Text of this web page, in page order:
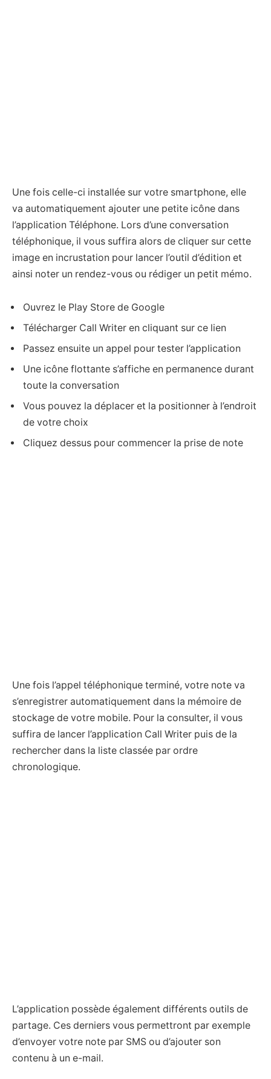
Une fois celle-ci installée sur votre smartphone, elle
va automatiquement ajouter une petite icône dans
l’application Téléphone. Lors d’une conversation
téléphonique, il vous suffira alors de cliquer sur cette
image en incrustation pour lancer l’outil d’édition et
ainsi noter un rendez-vous ou rédiger un petit mémo.
Ouvrez le Play Store de Google
Télécharger Call Writer en cliquant sur ce lien
Passez ensuite un appel pour tester l’application
Une icône flottante s’affiche en permanence durant
toute la conversation
Vous pouvez la déplacer et la positionner à l’endroit
de votre choix
Cliquez dessus pour commencer la prise de note
Une fois l’appel téléphonique terminé, votre note va
s’enregistrer automatiquement dans la mémoire de
stockage de votre mobile. Pour la consulter, il vous
suffira de lancer l’application Call Writer puis de la
rechercher dans la liste classée par ordre
chronologique.
L’application possède également différents outils de
partage. Ces derniers vous permettront par exemple
d’envoyer votre note par SMS ou d’ajouter son
contenu à un e-mail.